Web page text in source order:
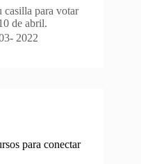
casilla para votar
de abril.
2022
para conectar